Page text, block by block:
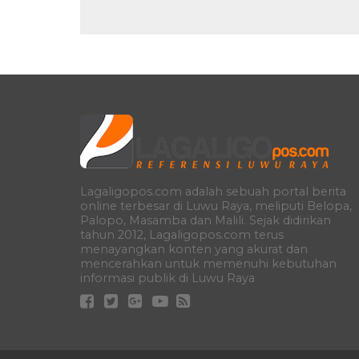
Lagaligopos.com adalah sebuah portal berita
online terbesar di Luwu Raya, meliputi Belopa,
Palopo, Masamba dan Malili. Sejak didirikan
tahun 2012, Lagaligopos.com terus
menayangkan konten yang akurat dan
mencerahkan untuk memenuhi kebutuhan
informasi publik di Luwu Raya